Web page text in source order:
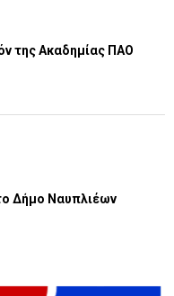
της Ακαδημίας ΠΑΟ
Δήμο Ναυπλιέων